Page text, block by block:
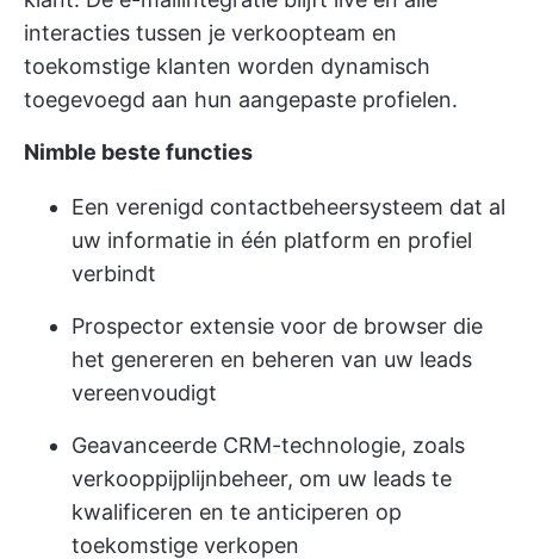
interacties tussen je verkoopteam en
toekomstige klanten worden dynamisch
toegevoegd aan hun aangepaste profielen.
Nimble beste functies
Een verenigd contactbeheersysteem dat al
uw informatie in één platform en profiel
verbindt
Prospector extensie voor de browser die
het genereren en beheren van uw leads
vereenvoudigt
Geavanceerde CRM-technologie, zoals
verkooppijplijnbeheer, om uw leads te
kwalificeren en te anticiperen op
toekomstige verkopen